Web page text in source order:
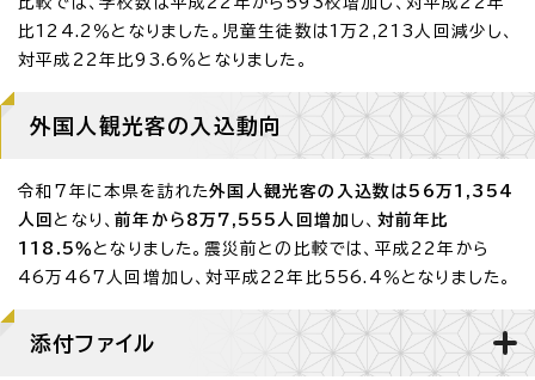
比124.2％となりました。児童生徒数は1万2,213人回減少し、
対平成22年比93.6％となりました。
外国人観光客の入込動向
令和7年に本県を訪れた外国人観光客の入込数は56万1,354
人回 となり、前年から8万7,555人回増加 し、 対前年比
118.5％ となりました。震災前との比較では、平成22年から
46万467人回増加し、対平成22年比556.4％となりました。
添付ファイル